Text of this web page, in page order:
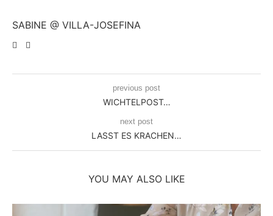
SABINE @ VILLA-JOSEFINA
previous post
WICHTELPOST…
next post
LASST ES KRACHEN…
YOU MAY ALSO LIKE